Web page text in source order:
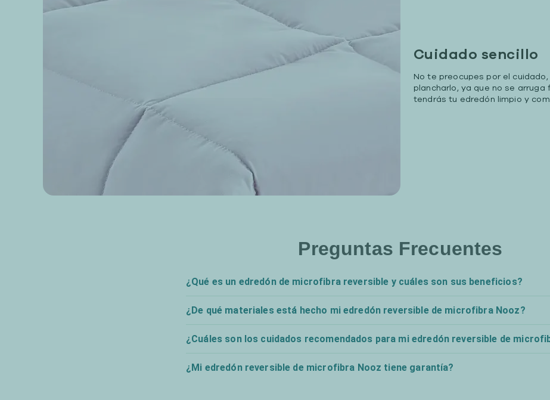
Cuidado sencillo
No te preocupes por el
plancharlo, ya que no se arruga
tendrás tu edredón limpio y
Preguntas Frecuentes
¿Qué es un edredón de microfibra reversible y cuáles son sus beneficios?
¿De qué materiales está hecho mi edredón reversible de microfibra Nooz?
¿Cuáles son los cuidados recomendados para mi edredón reversible de
¿Mi edredón reversible de microfibra Nooz tiene garantía?